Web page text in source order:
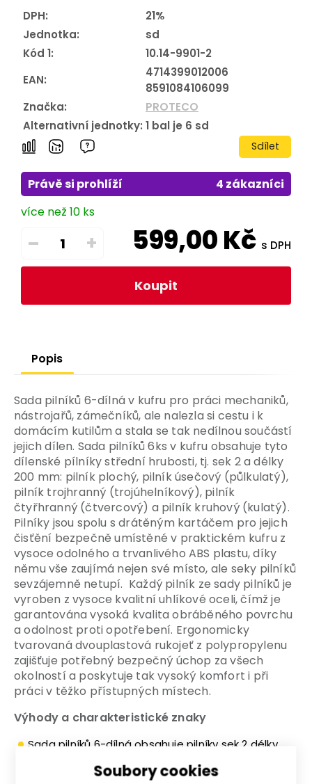
DPH:
21%
Jednotka:
sd
Kód 1:
10.14-9901-2
EAN:
4714399012006
8591084106099
Značka:
PROTECO
Alternativní jednotky: 1 bal je 6 sd
Sdílet
Právě si prohlíží
4 zákazníci
více než 10 ks
– + 599,00Kč s DPH
Koupit
Popis
Sada pilníků 6-dílná v kufru pro práci mechaniků,
nástrojařů, zámečníků, ale nalezla si cestu i k
domácím kutilům a stala se tak nedílnou součástí
jejich dílen. Sada pilníků 6ks v kufru obsahuje tyto
dílenské pílníky střední hrubosti, tj. sek 2 a délky
200 mm: pilník plochý, pilník úsečový (půlkulatý),
pilník trojhranný (trojúhelníkový), pilník
čtyřhranný (čtvercový) a pilník kruhový (kulatý).
Pilníky jsou spolu s drátěným kartáčem pro jejich
čisťění bezpečně umístěné v praktickém kufru z
vysoce odolného a trvanlivého ABS plastu, díky
němu vše zaujímá nejen své místo, ale seky pilníků
sevzájemně netupí. Každý pilník ze sady pilníků je
vyroben z vysoce kvalitní uhlíkové oceli, čímž je
garantována vysoká kvalita obráběného povrchu
a odolnost proti opotřebení. Ergonomicky
tvarovaná dvouplastová rukojeť z polypropylenu
zajišťuje potřebný bezpečný úchop za všech
okolností a poskytuje tak vysoký komfort i při
práci v těžko přístupných místech.
Výhody a charakteristické znaky
Sada pilníků 6-dílná obsahuje pilníky sek 2 délky
Soubory cookies